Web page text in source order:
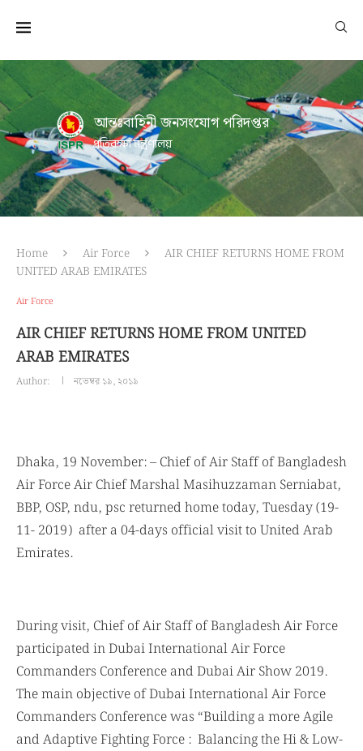
আন্তঃবাহিনী জনসংযোগ পরিদপ্তর
প্রতিরক্ষা মন্ত্রণালয়
Home Air Force
AIR CHIEF RETURNS HOME FROM
UNITED ARAB EMIRATES
Air Force
AIR CHIEF RETURNS HOME FROM UNITED
ARAB EMIRATES
Author: নভেম্বর ১৯, ২০১৯
Dhaka, 19 November: – Chief of Air Staff of Bangladesh
Air Force Air Chief Marshal Masihuzzaman Serniabat,
BBP, OSP, ndu, psc returned home today, Tuesday (19-
11- 2019) after a 04-days official visit to United Arab
Emirates.
During visit, Chief of Air Staff of Bangladesh Air Force
participated in Dubai International Air Force
Commanders Conference and Dubai Air Show 2019.
The main objective of Dubai International Air Force
Commanders Conference was “Building a more Agile
and Adaptive Fighting Force : Balancing the Hi & Low-